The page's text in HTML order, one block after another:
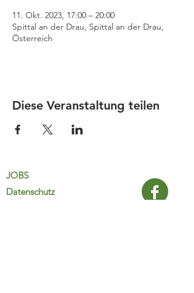
11. Okt. 2023, 17:00 – 20:00
Spittal an der Drau, Spittal an der Drau,
Österreich
Diese Veranstaltung teilen
JOBS
Datenschutz